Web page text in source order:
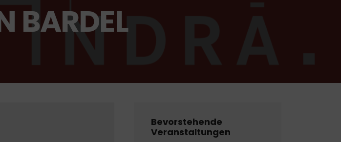
Bevorstehende
Veranstaltungen